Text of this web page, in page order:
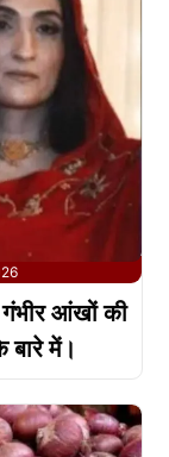
गंभीर आंखों की
बारे में।